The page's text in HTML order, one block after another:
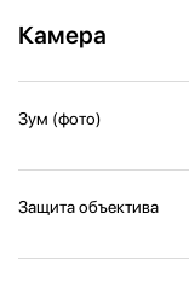
Камера
Зум (фото)
Защита объектива